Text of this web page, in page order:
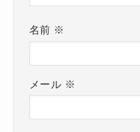
名前 ※
メール ※